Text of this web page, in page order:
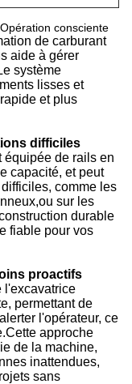
consciente
de carburant
aide à gérer
système
lisses et
et plus
difficiles
équipée de rails en
capacité, et peut
comme les
sur les
durable
fiable pour vos
proactifs
l'excavatrice
permettant de
l'opérateur, ce
approche
de la machine,
inattendues,
sans